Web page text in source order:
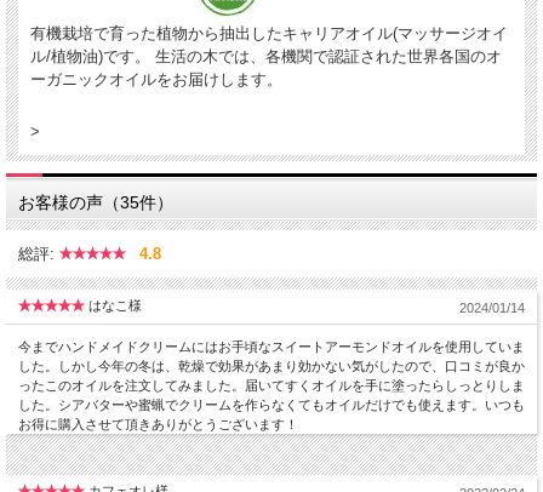
有機栽培で育った植物から抽出したキャリアオイル(マッサージオイ
ル/植物油)です。 生活の木では、各機関で認証された世界各国のオ
ーガニックオイルをお届けします。
>
お客様の声（35件）
総評: 4.8
はなこ様 2024/01/14
今までハンドメイドクリームにはお手頃なスイートアーモンドオイルを使用していま
した。しかし今年の冬は、乾燥で効果があまり効かない気がしたので、口コミが良か
ったこのオイルを注文してみました。届いてすくオイルを手に塗ったらしっとりしま
した。シアバターや蜜蝋でクリームを作らなくてもオイルだけでも使えます。いつも
お得に購入させて頂きありがとうございます！